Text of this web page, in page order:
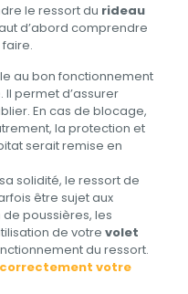
le ressort du rideau
d’abord comprendre
au bon fonctionnement
permet d’assurer
En cas de blocage,
la protection et
serait remise en
solidité, le ressort de
être sujet aux
de poussières, les
de votre volet
du ressort.
votre